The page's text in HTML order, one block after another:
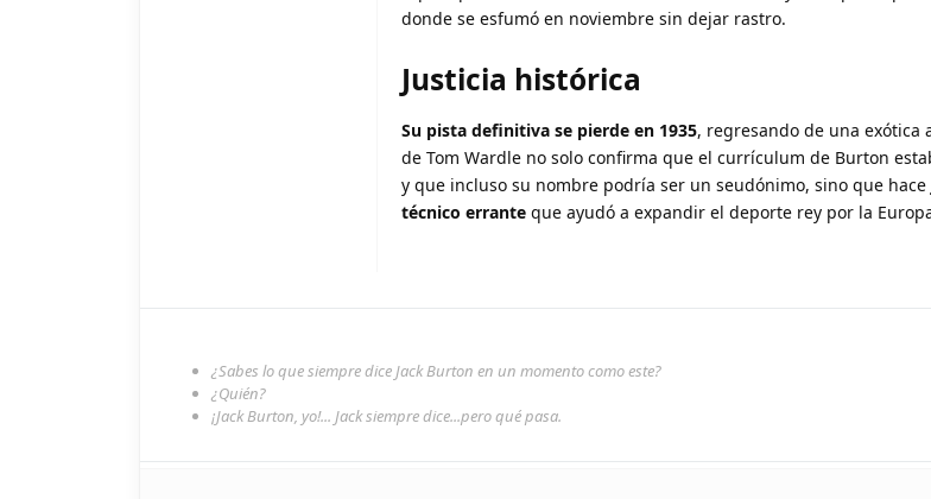
donde se esfumó en noviembre sin dejar rastro.
Justicia histórica
Su pista definitiva se pierde en 1935, regresando de una exótica
de Tom Wardle no solo confirma que el currículum de Burton
y que incluso su nombre podría ser un seudónimo, sino que hace
técnico errante que ayudó a expandir el deporte rey por la
¿Sabes lo que siempre dice Jack Burton en un momento como este?
¿Quién?
¡Jack Burton, yo!... Jack siempre dice...pero qué pasa.